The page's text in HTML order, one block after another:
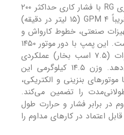
مدل RG 15.20 HN از سری RG با فشار کاری حداکثر ۲۰۰
بار (۲۹۰۰ PSI) و دبی تقریباً ۴ GPM (۱۵ لیتر در دقیقه)
صنعتی، خطوط کارواش و
کاربردهای نیمه‌صنعتی است. این پمپ با دور موتور ۱۴۵۰
RPM و توان ۵.۵ کیلووات (۷.۵ اسب بخار) عملکردی
قوی و مطمئن ارائه می‌دهد. وزن ۱۴.۵ کیلوگرمی این
بنزینی و الکتریکی،
را تضمین می‌کند.
در برابر فشار و حرارت طول
اعتماد در کارهای مداوم را